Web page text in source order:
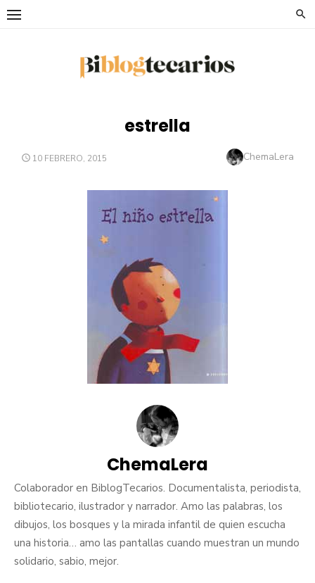
Saltar
estrella
PUBLICADO
10 FEBRERO, 2015 Autor
ChemaLera
ChemaLera
Colaborador en BiblogTecarios. Documentalista, periodista,
bibliotecario, ilustrador y narrador. Amo las palabras, los
dibujos, los bosques y la mirada infantil de quien escucha
una historia… amo las pantallas cuando muestran un mundo
solidario, sabio, mejor.